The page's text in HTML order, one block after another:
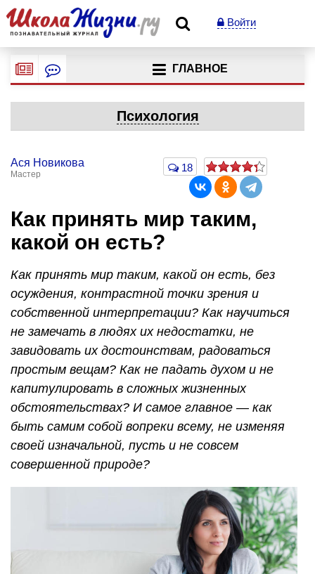
Войти
ГЛАВНОЕ
Психология
Ася Новикова
Мастер
18
Как принять мир таким,
какой он есть?
Как принять мир таким, какой он есть, без
осуждения, контрастной точки зрения и
собственной интерпретации? Как научиться
не замечать в людях их недостатки, не
завидовать их достоинствам, радоваться
простым вещам? Как не падать духом и не
капитулировать в сложных жизненных
обстоятельствах? И самое главное — как
быть самим собой вопреки всему, не изменяя
своей изначальной, пусть и не совсем
совершенной природе?